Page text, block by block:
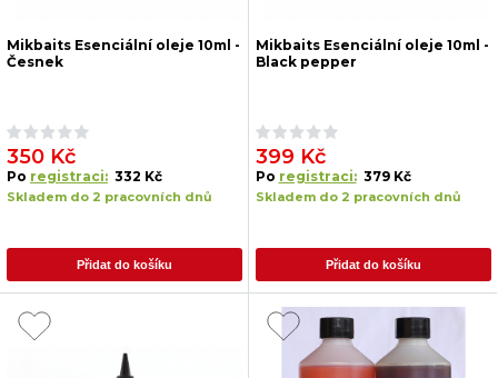
Mikbaits Esenciální oleje 10ml -
Česnek
350 Kč
Po registraci: 332 Kč
Skladem do 2 pracovních dnů
Přidat do košíku
Mikbaits Esenciální oleje 10ml -
Black pepper
399 Kč
Po registraci: 379 Kč
Skladem do 2 pracovních dnů
Přidat do košíku